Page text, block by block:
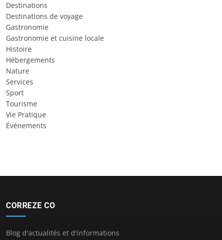
Destinations
Destinations de voyage
Gastronomie
Gastronomie et cuisine locale
Histoire
Hébergements
Nature
Services
Sport
Tourisme
Vie Pratique
Événements
CORREZE CO
Blog d'actualités et d'informations